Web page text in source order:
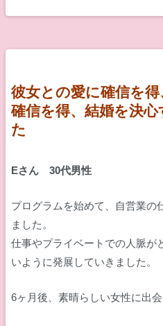
彼女との愛に確信を
確信を得、結婚を決
た
Eさん 30代男性
プログラムを始めて、自営業の
ました。
仕事やプライベートでの人脈が
いように発展していきました。
6ヶ月後、素晴らしい女性に出